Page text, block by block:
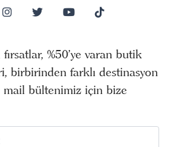
%50’ye varan butik
birbirinden farklı destinasyon
mail bültenimiz için bize